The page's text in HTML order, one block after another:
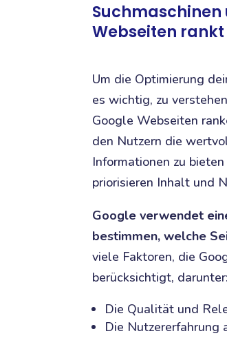
Suchmaschinen
Webseiten rankt
Um die Optimierung
es wichtig, zu
Google Webseiten
den Nutzern die
Informationen zu
priorisieren Inhalt und
Google verwendet
bestimmen, welche
viele Faktoren, die
berücksichtigt, darunter:
Die Qualität und
Die Nutzererfahrung